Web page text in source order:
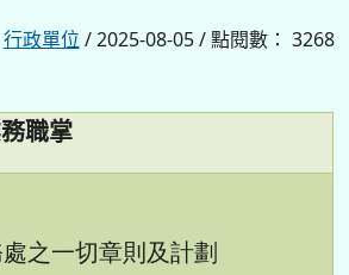
行政單位 / 2025-08-05 / 點閱數： 3268
職掌
之一切章則及計劃